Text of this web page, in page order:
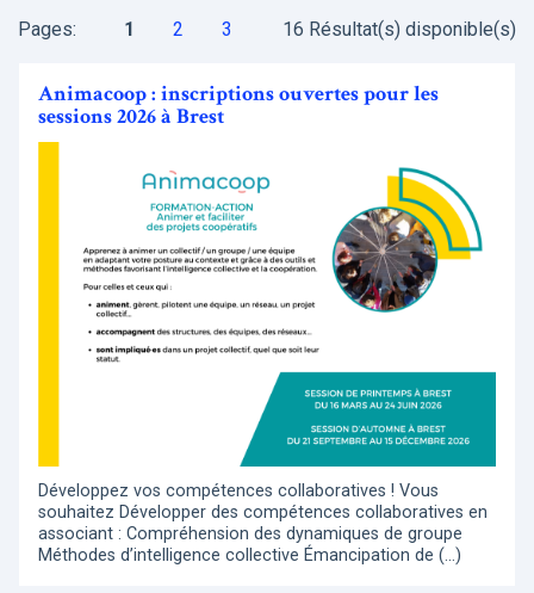
Pages: 1 2 3 16 Résultat(s) disponible(s)
Animacoop : inscriptions ouvertes pour les
sessions 2026 à Brest
Développez vos compétences collaboratives ! Vous
souhaitez Développer des compétences collaboratives en
associant : Compréhension des dynamiques de groupe
Méthodes d’intelligence collective Émancipation de (…)